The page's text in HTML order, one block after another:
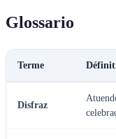
Glossario
Terme
Disfraz